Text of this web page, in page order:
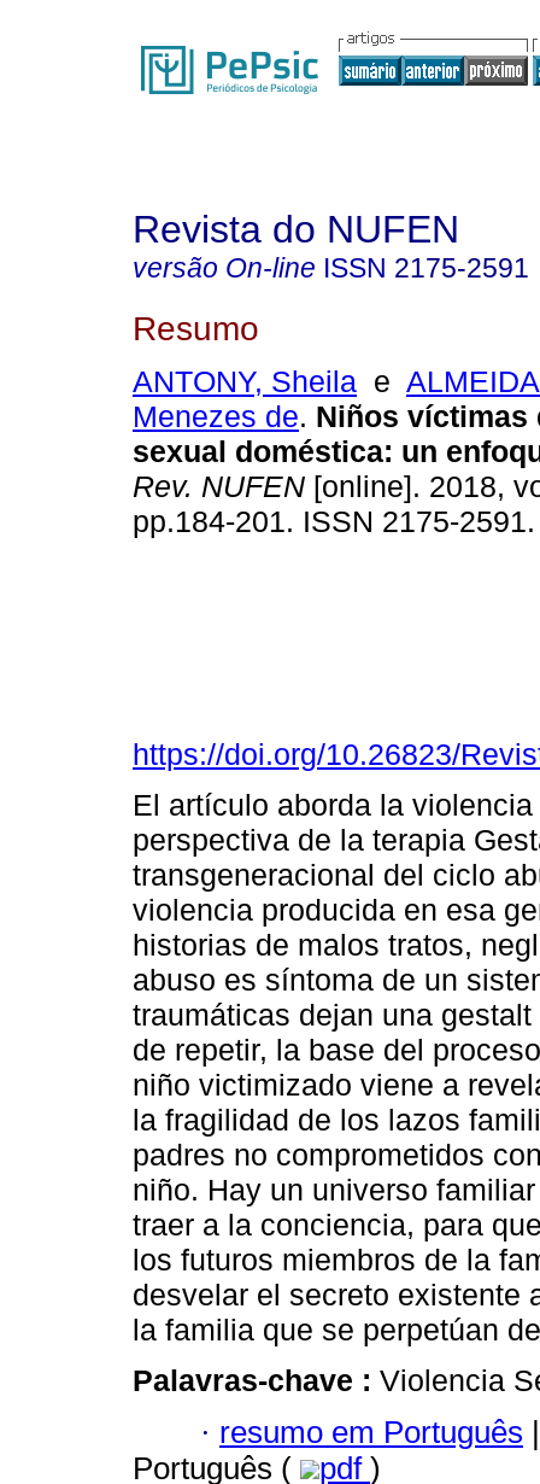
Revista do NUFEN
versão On-line ISSN 2175-2591
Resumo
ANTONY, Sheila e
Menezes de. Niños víctimas
sexual doméstica: un
Rev. NUFEN [online]. 2018,
pp.184-201. ISSN 2175-
https://doi.org/10.26823/
El artículo aborda la
perspectiva de la terapia
transgeneracional del ciclo
violencia producida en esa
historias de malos tratos,
abuso es síntoma de un
traumáticas dejan una
de repetir, la base del
niño victimizado viene a
la fragilidad de los lazos
padres no comprometidos
niño. Hay un universo
traer a la conciencia, para
los futuros miembros de la
desvelar el secreto existente
la familia que se perpetúan
Palavras-chave : Violencia
· resumo em Português |
Português (
pdf )